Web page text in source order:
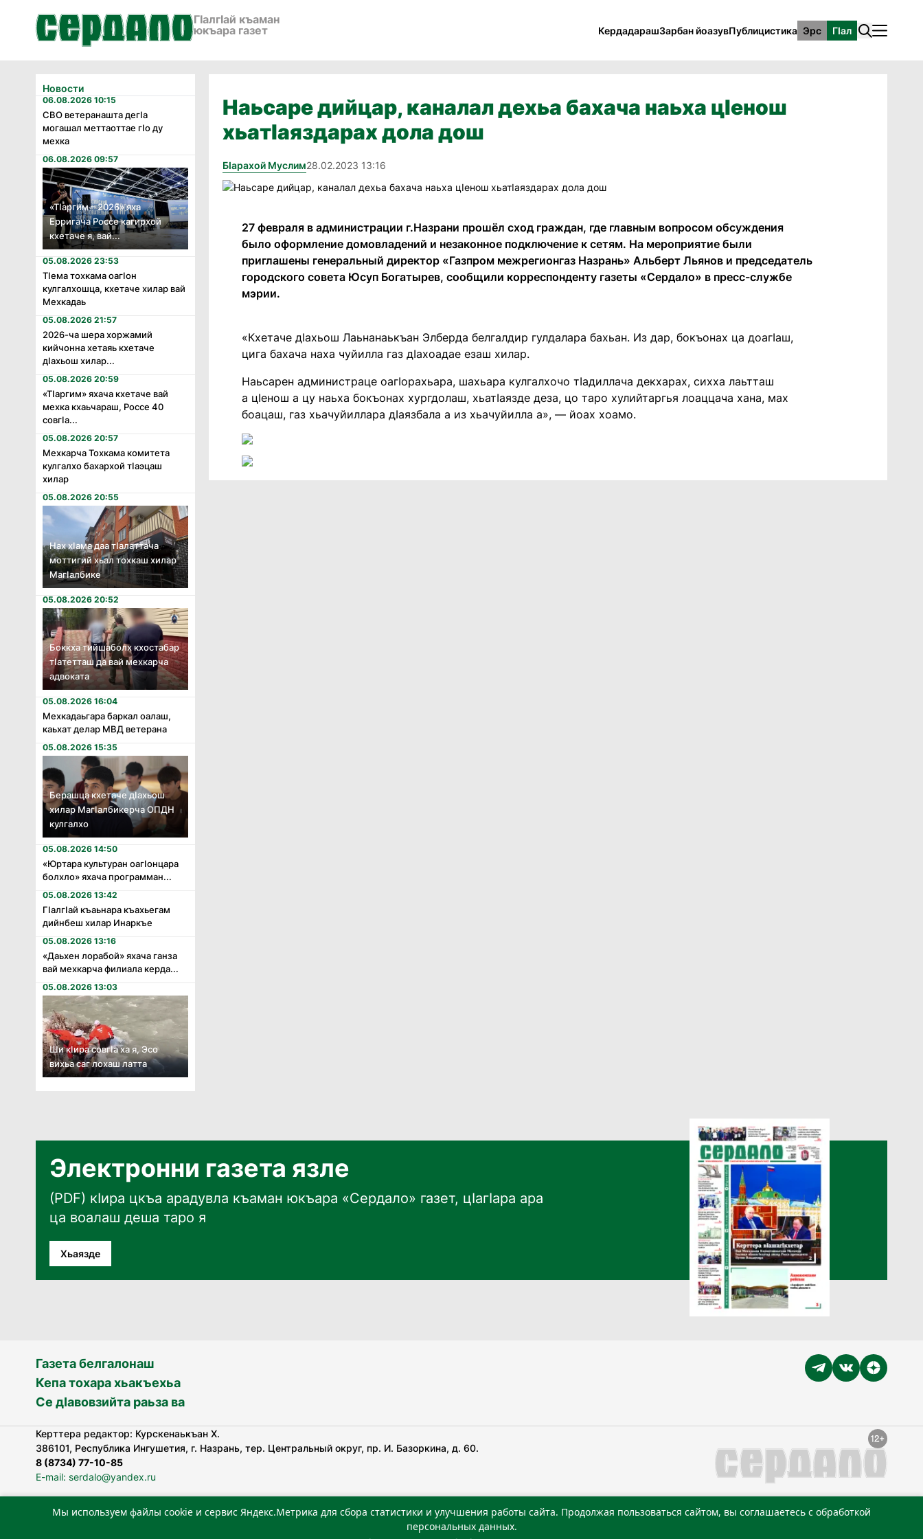
ГӀалгӀай къаман
юкъара газет
КердадарашЗарбан йоазувПублицистика Эрс ГӀал
Новости
06.08.2026 10:15
СВО ветеранашта дегӏа
могашал меттаоттае гӏо ду
мехка
06.08.2026 09:57
«Тӏаргим – 2026» яха
Ерригача Россе кагирхой
кхетаче я, вай...
05.08.2026 23:53
Тӏема тохкама оагӏон
кулгалхошца, кхетаче хилар вай
Мехкадаь
05.08.2026 21:57
2026-ча шера хоржамий
кийчонна хетаяь кхетаче
дӏахьош хилар...
05.08.2026 20:59
«Тӏаргим» яхача кхетаче вай
мехка кхаьчараш, Россе 40
совгӏа...
05.08.2026 20:57
Мехкарча Тохкама комитета
кулгалхо бахархой тӏаэцаш
хилар
05.08.2026 20:55
Нах хӏама даа тӏалаттача
моттигий хьал тохкаш хилар
Магӏалбике
05.08.2026 20:52
Боккха тийшаболх кхостабар
тӏатетташ да вай мехкарча
адвоката
05.08.2026 16:04
Мехкадаьгара баркал оалаш,
каьхат делар МВД ветерана
05.08.2026 15:35
Берашца кхетаче дӏахьош
хилар Магӏалбикерча ОПДН
кулгалхо
05.08.2026 14:50
«Юртара культуран оагӏонцара
болхло» яхача программан...
05.08.2026 13:42
Гӏалгӏай къаьнара къахьегам
дийнбеш хилар Инаркъе
05.08.2026 13:16
«Даьхен лорабой» яхача ганза
вай мехкарча филиала керда...
05.08.2026 13:03
Ши кӏира совгӏа ха я, Эсо
вихьа саг лохаш латта
Наьсаре дийцар, каналал дехьа бахача наьха цӀенош
хьатӀаяздарах дола дош
Бӏарахой Муслим28.02.2023 13:16
27 февраля в администрации г.Назрани прошёл сход граждан, где главным вопросом обсуждения
было оформление домовладений и незаконное подключение к сетям. На мероприятие были
приглашены генеральный директор «Газпром межрегионгаз Назрань» Альберт Льянов и председатель
городского совета Юсуп Богатырев, сообщили корреспонденту газеты «Сердало» в пресс-службе
мэрии.
«Кхетаче дӀахьош Лаьнанаькъан Элберда белгалдир гулдалара бахьан. Из дар, бокъонах ца доагӀаш,
цига бахача наха чуйилла газ дӀахоадае езаш хилар.
Наьсарен администраце оагӀорахьара, шахьара кулгалхочо тӀадиллача декхарах, сихха лаьтташ
а цӀенош а цу наьха бокъонах хургдолаш, хьатӀаязде деза, цо таро хулийтаргья лоаццача хана, мах
боацаш, газ хьачуйиллара дӀаязбала а из хьачуйилла а», — йоах хоамо.
Электронни газета язле
(PDF) кӀира цкъа арадувла къаман юкъара «Сердало» газет, цӀагӀара ара
ца воалаш деша таро я
Хьаязде
Газета белгалонаш
Кепа тохара хьакъехьа
Се дӀавовзийта раьза ва
Керттера редактор: Курскенаькъан Х.
386101, Республика Ингушетия, г. Назрань, тер. Центральный округ, пр. И. Базоркина, д. 60.
8 (8734) 77-10-85
E-mail: serdalo@yandex.ru
«Сердало» газета арадувлар чIоагIдаьд бувзамеи, хоам беча гIирсаштеи, цар дуккхача тайпаштеи тIахьожам
Мы используем файлы cookie и сервис Яндекс.Метрика для сбора статистики и улучшения работы сайта. Продолжая пользоваться сайтом, вы соглашаетесь с обработкой
персональных данных.